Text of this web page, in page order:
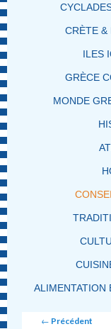
CRÈTE &
ILES
GRÈCE
MONDE
ALIMENTATION
Post navigation
← Précédent